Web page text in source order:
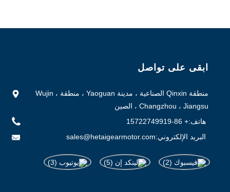
ابقى على تواصل
منطقة Qinxin الصناعية ، مدينة Yaoguan ، منطقة Wujin ،
Changzhou ، Jiangsu ، الصين
هاتف:+ 86-15722749919
البريد الإلكتروني:sales@hetaigearmotor.com